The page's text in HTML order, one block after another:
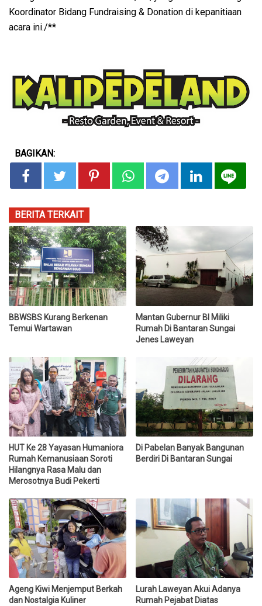
Koordinator Bidang Fundraising & Donation di kepanitiaan
acara ini./**
BAGIKAN:
BERITA TERKAIT
BBWSBS Kurang Berkenan
Temui Wartawan
Mantan Gubernur BI Miliki
Rumah Di Bantaran Sungai
Jenes Laweyan
HUT Ke 28 Yayasan Humaniora
Rumah Kemanusiaan Soroti
Hilangnya Rasa Malu dan
Merosotnya Budi Pekerti
Di Pabelan Banyak Bangunan
Berdiri Di Bantaran Sungai
Ageng Kiwi Menjemput Berkah
dan Nostalgia Kuliner
Lurah Laweyan Akui Adanya
Rumah Pejabat Diatas